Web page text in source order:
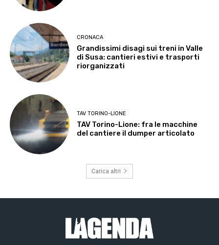
CRONACA
Grandissimi disagi sui treni in Valle
di Susa: cantieri estivi e trasporti
riorganizzati
TAV TORINO-LIONE
TAV Torino-Lione: fra le macchine
del cantiere il dumper articolato
Carica altri